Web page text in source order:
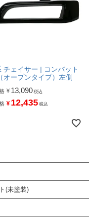
チェイサー | コンバット
オープンタイプ）左側
¥ 13,090 税込
¥ 12,435 税込
(未塗装)